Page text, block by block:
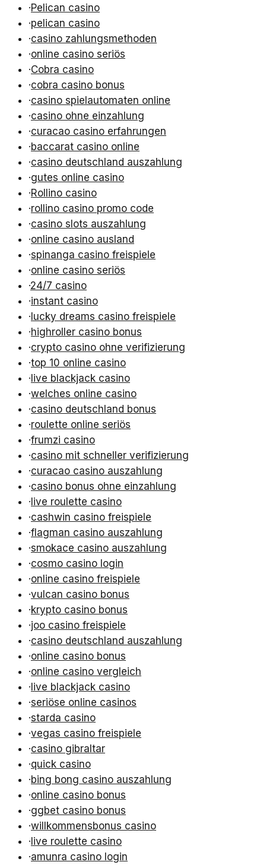
·Pelican casino
·pelican casino
·casino zahlungsmethoden
·online casino seriös
·Cobra casino
·cobra casino bonus
·casino spielautomaten online
·casino ohne einzahlung
·curacao casino erfahrungen
·baccarat casino online
·casino deutschland auszahlung
·gutes online casino
·Rollino casino
·rollino casino promo code
·casino slots auszahlung
·online casino ausland
·spinanga casino freispiele
·online casino seriös
·24/7 casino
·instant casino
·lucky dreams casino freispiele
·highroller casino bonus
·crypto casino ohne verifizierung
·top 10 online casino
·live blackjack casino
·welches online casino
·casino deutschland bonus
·roulette online seriös
·frumzi casino
·casino mit schneller verifizierung
·curacao casino auszahlung
·casino bonus ohne einzahlung
·live roulette casino
·cashwin casino freispiele
·flagman casino auszahlung
·smokace casino auszahlung
·cosmo casino login
·online casino freispiele
·vulcan casino bonus
·krypto casino bonus
·joo casino freispiele
·casino deutschland auszahlung
·online casino bonus
·online casino vergleich
·live blackjack casino
·seriöse online casinos
·starda casino
·vegas casino freispiele
·casino gibraltar
·quick casino
·bing bong casino auszahlung
·online casino bonus
·ggbet casino bonus
·willkommensbonus casino
·live roulette casino
·amunra casino login